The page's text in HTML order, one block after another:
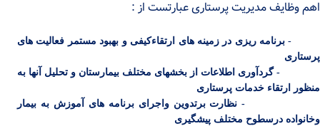
اهم وظایف مدیریت پرستاری عبارتست از :
-برنامه ریزی در زمینه های ارتقاءکیفی و بهبود مستمر فعالیت های
پرستاری
- گردآوری اطلاعات از بخشهای مختلف بیمارستان و تحلیل آنها به
منظور ارتقاء خدمات پرستاری
- نظارت برتدوین واجرای برنامه های آموزش به بیمار
وخانواده درسطوح مختلف پیشگیری